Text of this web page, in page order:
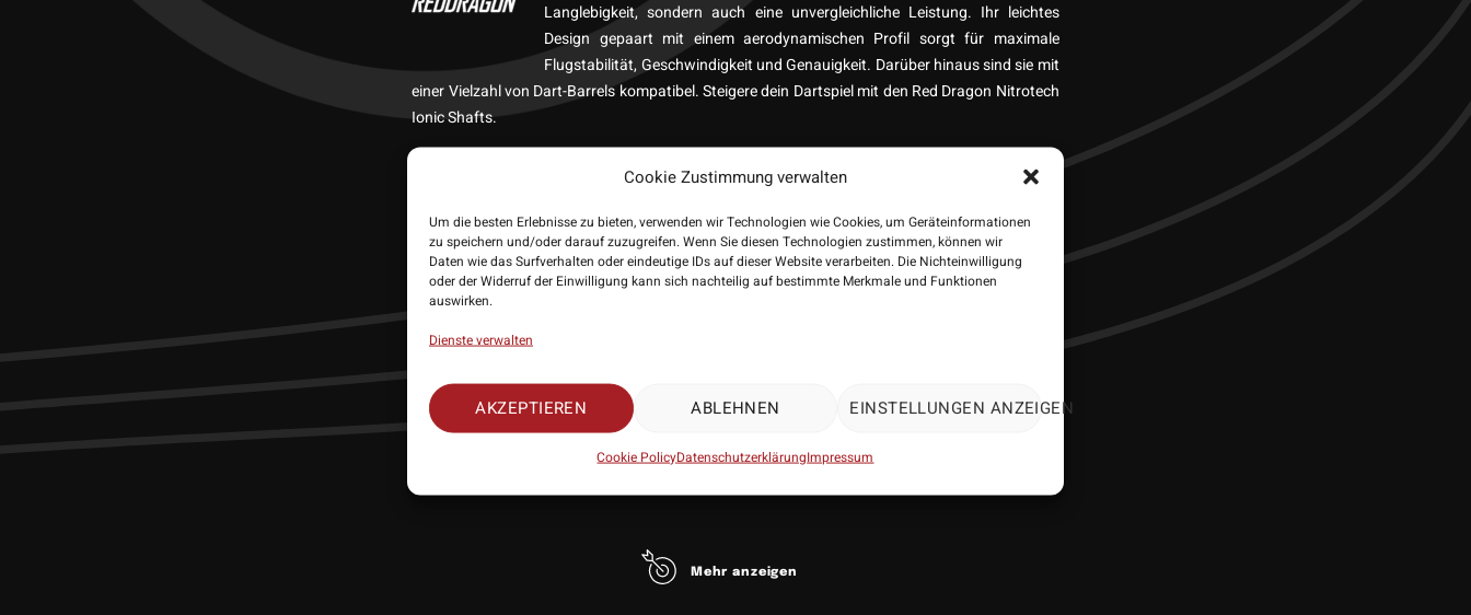
Cookie Zustimmung verwalten
Um die besten Erlebnisse zu bieten, verwenden wir Technologien wie Cookies, um Geräteinformationen
zu speichern und/oder darauf zuzugreifen. Wenn Sie diesen Technologien zustimmen, können wir
Daten wie das Surfverhalten oder eindeutige IDs auf dieser Website verarbeiten. Die Nichteinwilligung
oder der Widerruf der Einwilligung kann sich nachteilig auf bestimmte Merkmale und Funktionen
auswirken.
Dienste verwalten
AKZEPTIEREN ABLEHNEN EINSTELLUNGEN ANZEIGEN
Cookie PolicyDatenschutzerklärungImpressum
Langlebigkeit, sondern auch eine unvergleichliche Leistung. Ihr leichtes
Design gepaart mit einem aerodynamischen Profil sorgt für maximale
Flugstabilität, Geschwindigkeit und Genauigkeit. Darüber hinaus sind sie mit
einer Vielzahl von Dart-Barrels kompatibel. Steigere dein Dartspiel mit den Red Dragon Nitrotech
Ionic Shafts.
Mehr anzeigen